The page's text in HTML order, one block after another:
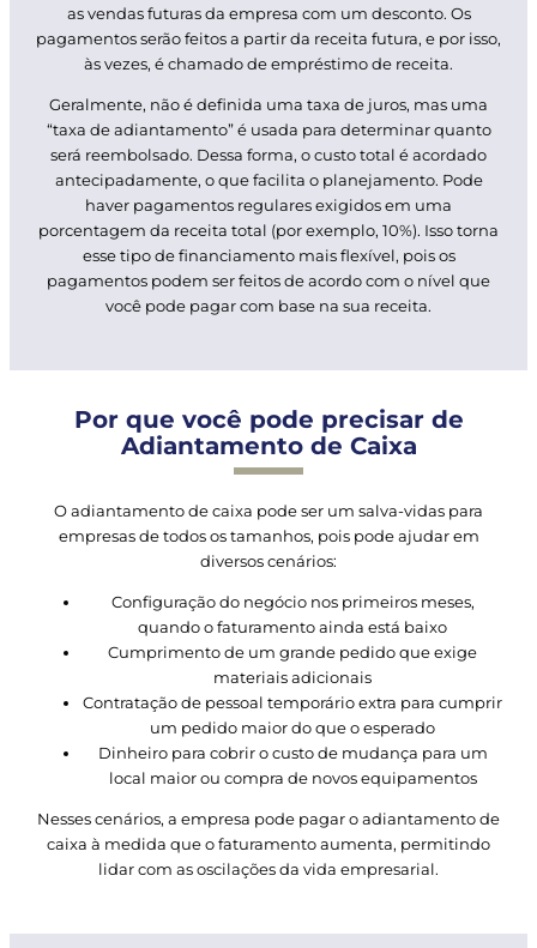
as vendas futuras da empresa com um desconto. Os
pagamentos serão feitos a partir da receita futura, e por isso,
às vezes, é chamado de empréstimo de receita.
Geralmente, não é definida uma taxa de juros, mas uma
“taxa de adiantamento” é usada para determinar quanto
será reembolsado. Dessa forma, o custo total é acordado
antecipadamente, o que facilita o planejamento. Pode
haver pagamentos regulares exigidos em uma
porcentagem da receita total (por exemplo, 10%). Isso torna
esse tipo de financiamento mais flexível, pois os
pagamentos podem ser feitos de acordo com o nível que
você pode pagar com base na sua receita.
Por que você pode precisar de
Adiantamento de Caixa
O adiantamento de caixa pode ser um salva-vidas para
empresas de todos os tamanhos, pois pode ajudar em
diversos cenários:
Configuração do negócio nos primeiros meses,
quando o faturamento ainda está baixo
Cumprimento de um grande pedido que exige
materiais adicionais
Contratação de pessoal temporário extra para cumprir
um pedido maior do que o esperado
Dinheiro para cobrir o custo de mudança para um
local maior ou compra de novos equipamentos
Nesses cenários, a empresa pode pagar o adiantamento de
caixa à medida que o faturamento aumenta, permitindo
lidar com as oscilações da vida empresarial.